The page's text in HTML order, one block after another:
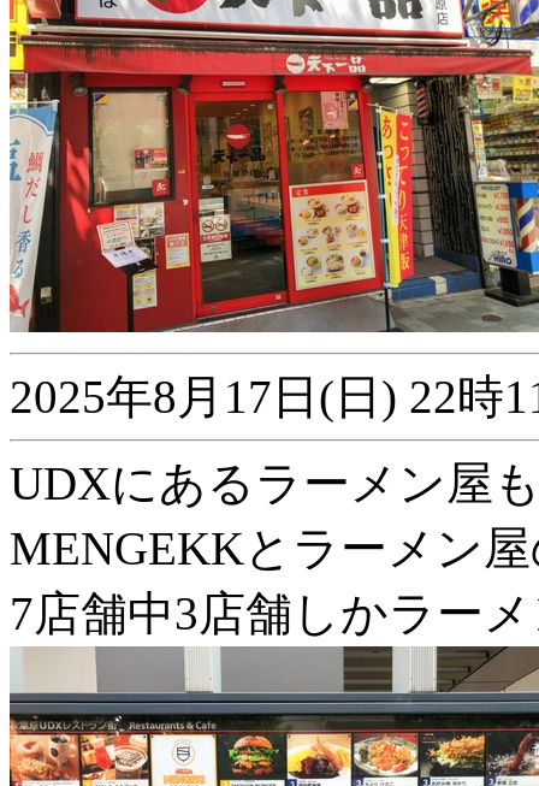
2025年8月17日(日) 22時
UDXにあるラーメン屋
MENGEKKとラーメン
7店舗中3店舗しかラー